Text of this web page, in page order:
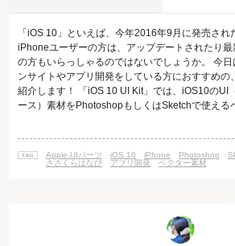
「iOS 10」といえば、今年2016年9月に発売され
iPhoneユーザーの方は、アップデートされたり
の方もいらっしゃるのではないでしょうか。 今
ンサイトやアプリ開発をしている方におすすめの
紹介します！ 「iOS 10 UI Kit」では、iOS10のUI
ース）素材をPhotoshopもしくはSketchで使える
していています。 「iOS 10 UI Kit」の使い方 「
いうボタンがありますので、そこをクリック
Apple.UIパーツ iOS 10 iPhone Photoshop
ささくらはなび
アプリ開発 ベクター素材